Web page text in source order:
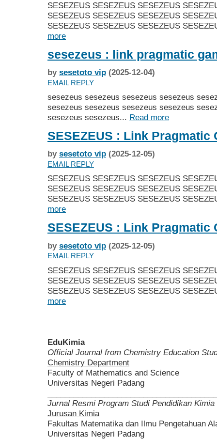
SESEZEUS SESEZEUS SESEZEUS
SESEZEUS SESEZEUS SESEZEUS
SESEZEUS SESEZEUS SESEZEUS
more
sesezeus : link pragmatic
by sesetoto vip (2025-12-04)
EMAIL REPLY
sesezeus sesezeus sesezeus sesezeus
sesezeus sesezeus sesezeus sesezeus
sesezeus sesezeus... Read more
SESEZEUS : Link Pragmatic
by sesetoto vip (2025-12-05)
EMAIL REPLY
SESEZEUS SESEZEUS SESEZEUS
SESEZEUS SESEZEUS SESEZEUS
SESEZEUS SESEZEUS SESEZEUS
more
SESEZEUS : Link Pragmatic
by sesetoto vip (2025-12-05)
EMAIL REPLY
SESEZEUS SESEZEUS SESEZEUS
SESEZEUS SESEZEUS SESEZEUS
SESEZEUS SESEZEUS SESEZEUS
more
EduKimia
Official Journal from Chemistry Education
Chemistry Department
Faculty of Mathematics and Science
Universitas Negeri Padang
Jurnal Resmi Program Studi Pendidikan Kimia
Jurusan Kimia
Fakultas Matematika dan Ilmu Pengetahuan
Universitas Negeri Padang